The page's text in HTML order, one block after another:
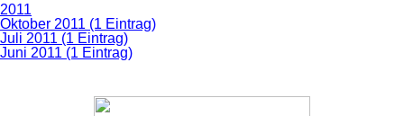
2011
Oktober 2011 (1 Eintrag)
Juli 2011 (1 Eintrag)
Juni 2011 (1 Eintrag)